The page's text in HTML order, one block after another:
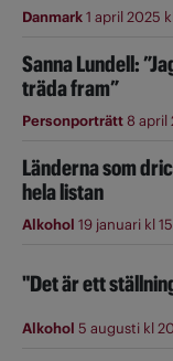
Danmark1 april 2025
Sanna Lundell:
träda fram”
Personporträtt8 april
Länderna som
hela listan
Alkohol 19 januari kl
"Det är ett
Alkohol 5 augusti kl